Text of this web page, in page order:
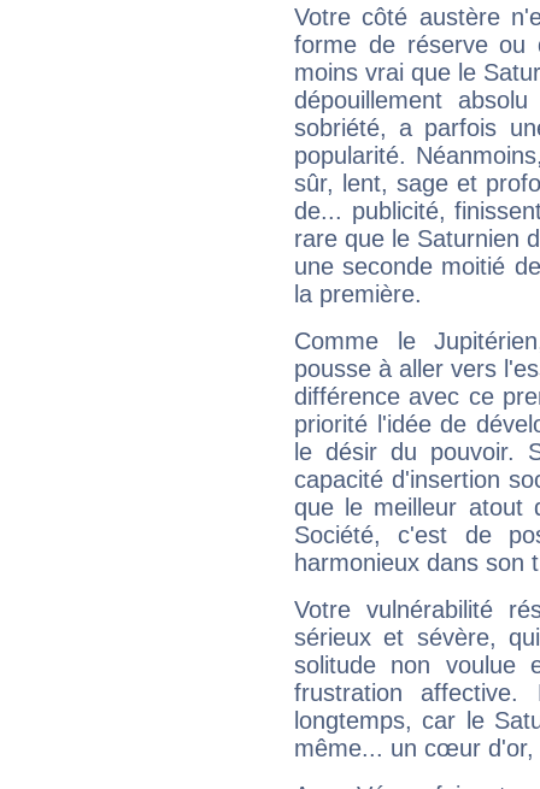
Votre côté austère
forme de réserve
moins vrai que le
dépouillement
sobriété, a parfois
popularité.
sûr, lent, sage et
de... publicité,
rare que le Saturnien
une seconde moitié
la première.
Comme le
pousse à aller vers
différence avec ce
priorité l'idée de
le désir du pouvoir.
capacité d'insertion
que le meilleur atout
Société, c'est de
harmonieux dans son
Votre vulnérabilité
sérieux et sévère,
solitude non voulue
frustration
longtemps, car le
même... un cœur d'or,